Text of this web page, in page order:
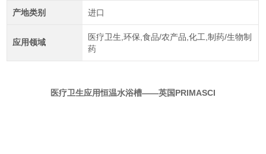
产地类别 进口
应用领域
医疗卫生,环保,食品/农产品,化工,制药/生物制
药
医疗卫生应用恒温水浴槽——英国PRIMASCI